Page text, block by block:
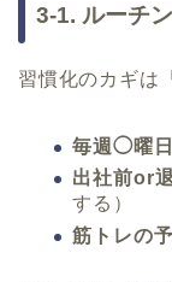
3-1. ルーチ
習慣化のカギは
毎週◯曜
出社前or
する）
筋トレの